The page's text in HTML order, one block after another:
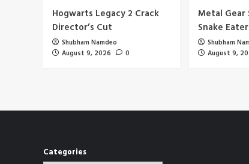
Hogwarts Legacy 2 Crack
Director’s Cut
Shubham Namdeo
August 9, 2026
0
Metal Gear
Snake
Shubham
August 9,
Categories